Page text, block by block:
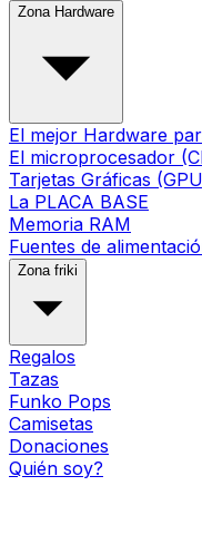
Zona Hardware
El mejor Hardware
El microprocesador
Tarjetas Gráficas
La PLACA BASE
Memoria RAM
Fuentes de
Zona friki
Regalos
Tazas
Funko Pops
Camisetas
Donaciones
Quién soy?